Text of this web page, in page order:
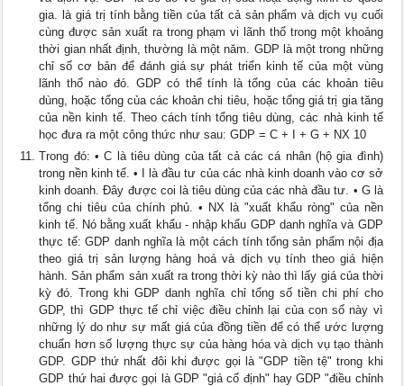
gia. là giá trị tính bằng tiền của tất cả sản phẩm và dịch vụ cuối
cùng được sản xuất ra trong phạm vi lãnh thổ trong một khoảng
thời gian nhất định, thường là một năm. GDP là một trong những
chỉ số cơ bản để đánh giá sự phát triển kinh tế của một vùng
lãnh thổ nào đó. GDP có thể tính là tổng của các khoản tiêu
dùng, hoặc tổng của các khoản chi tiêu, hoặc tổng giá trị gia tăng
của nền kinh tế. Theo cách tính tổng tiêu dùng, các nhà kinh tế
học đưa ra một công thức như sau: GDP = C + I + G + NX 10
Trong đó: • C là tiêu dùng của tất cả các cá nhân (hộ gia đình)
trong nền kinh tế. • I là đầu tư của các nhà kinh doanh vào cơ sở
kinh doanh. Đây được coi là tiêu dùng của các nhà đầu tư. • G là
tổng chi tiêu của chính phủ. • NX là "xuất khẩu ròng" của nền
kinh tế. Nó bằng xuất khẩu - nhập khẩu GDP danh nghĩa và GDP
thực tế: GDP danh nghĩa là một cách tính tổng sản phẩm nội địa
theo giá trị sản lượng hàng hoá và dịch vụ tính theo giá hiện
hành. Sản phẩm sản xuất ra trong thời kỳ nào thì lấy giá của thời
kỳ đó. Trong khi GDP danh nghĩa chỉ tổng số tiền chi phí cho
GDP, thì GDP thực tế chỉ việc điều chỉnh lại của con số này vì
những lý do như sự mất giá của đồng tiền để có thể ước lượng
chuẩn hơn số lượng thực sự của hàng hóa và dịch vụ tạo thành
GDP. GDP thứ nhất đôi khi được gọi là "GDP tiền tệ" trong khi
GDP thứ hai được gọi là GDP "giá cố định" hay GDP "điều chỉnh